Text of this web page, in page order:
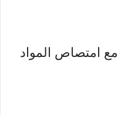
امتصاص المواد